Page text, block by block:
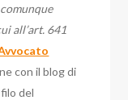
all’art. 641
con il blog di
del